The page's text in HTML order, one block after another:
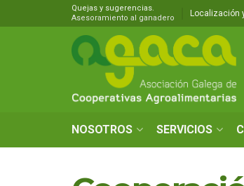
Quejas y sugerencias.
Asesoramiento al ganadero
Localización
NOSOTROS SERVICIOS